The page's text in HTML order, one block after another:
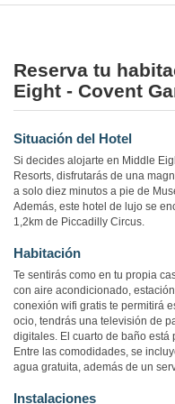
Reserva tu
Eight - Covent
Situación del Hotel
Si decides alojarte en Middle
Resorts, disfrutarás de una
a solo diez minutos a pie de
Además, este hotel de lujo se
1,2km de Piccadilly Circus.
Habitación
Te sentirás como en tu propia
con aire acondicionado,
conexión wifi gratis te permitirá
ocio, tendrás una televisión de
digitales. El cuarto de baño
Entre las comodidades, se
agua gratuita, además de un
Instalaciones